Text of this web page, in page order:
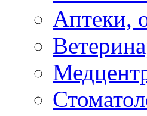
Аптеки,